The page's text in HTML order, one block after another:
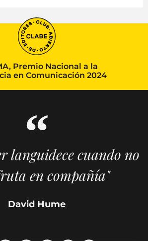
Premio Nacional a la
en Comunicación 2024
languidece cuando no
en compañía"
David Hume